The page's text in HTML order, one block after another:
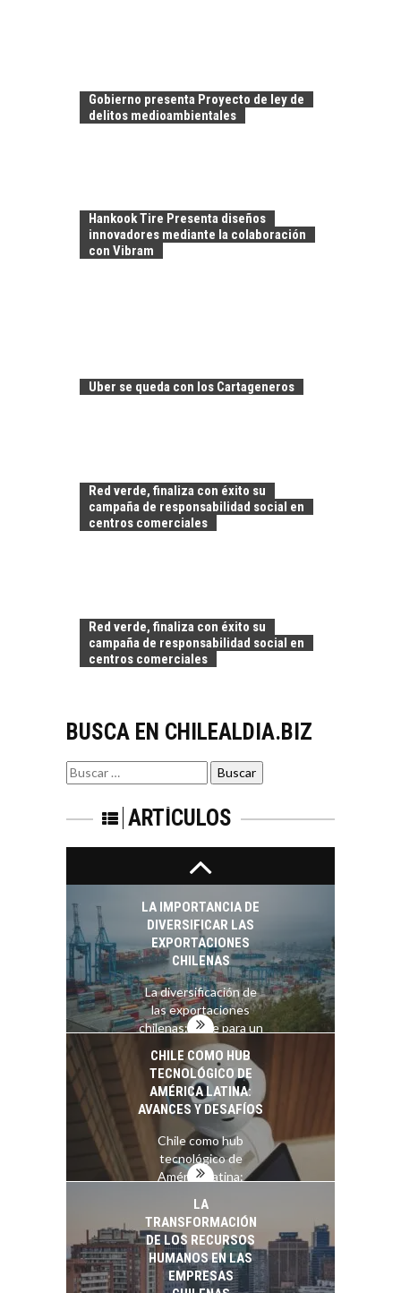
Gobierno presenta Proyecto de ley de
delitos medioambientales
Hankook Tire Presenta diseños
innovadores mediante la colaboración
con Vibram
Uber se queda con los Cartageneros
Red verde, finaliza con éxito su
campaña de responsabilidad social en
centros comerciales
Red verde, finaliza con éxito su
campaña de responsabilidad social en
centros comerciales
BUSCA EN CHILEALDIA.BIZ
Buscar
por:
ARTÍCULOS
EMPRESAS
las empresas…
PARA PYMES EN
CHILE:
ALTERNATIVAS MÁS
ALLÁ DEL CRÉDITO
alternativas que
trascienden el
crédito…
LOS SERVICIOS
DIGITALES
EXPORTADOS DESDE
exportaciones de
Chile:…
TURISMO EN EL
DESIERTO DE
OPORTUNIDADES
PARA EL
DESARROLLO LOCAL
Estratégico para el
Desarrollo Turístico…
LA IMPORTANCIA DE
DIVERSIFICAR LAS
EXPORTACIONES
CHILENAS
La diversificación de
las exportaciones
chilenas: clave para un
crecimiento…
CHILE COMO HUB
TECNOLÓGICO DE
AMÉRICA LATINA:
AVANCES Y DESAFÍOS
Chile como hub
tecnológico de
América Latina:
LA
TRANSFORMACIÓN
DE LOS RECURSOS
HUMANOS EN LAS
EMPRESAS